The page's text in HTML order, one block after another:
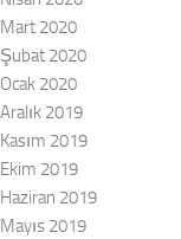
Mart 2020
Şubat 2020
Ocak 2020
Aralık 2019
Kasım 2019
Ekim 2019
Haziran 2019
Mayıs 2019